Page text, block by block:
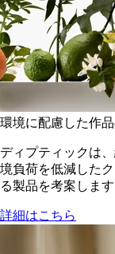
環境に配慮した作
ディプティックは
境負荷を低減した​
る製品を考案します
詳細はこちら